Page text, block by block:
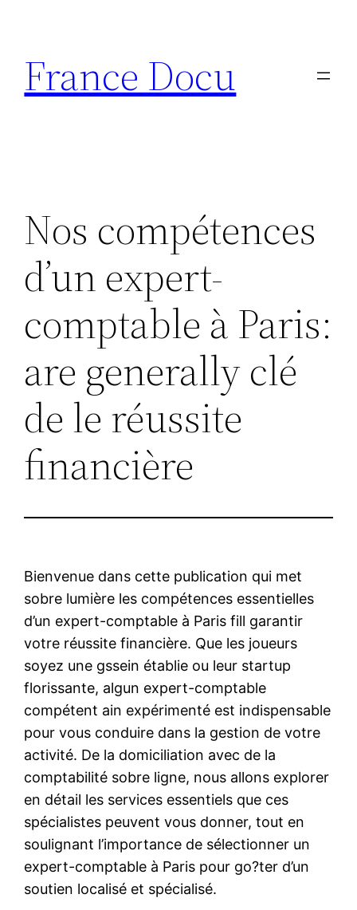
contenu
France Docu
Nos compétences
d’un expert-
comptable à Paris:
are generally clé
de le réussite
financière
Bienvenue dans cette publication qui met
sobre lumière les compétences essentielles
d’un expert-comptable à Paris fill garantir
votre réussite financière. Que les joueurs
soyez une gssein établie ou leur startup
florissante, algun expert-comptable
compétent ain expérimenté est indispensable
pour vous conduire dans la gestion de votre
activité. De la domiciliation avec de la
comptabilité sobre ligne, nous allons explorer
en détail les services essentiels que ces
spécialistes peuvent vous donner, tout en
soulignant l’importance de sélectionner un
expert-comptable à Paris pour go?ter d’un
soutien localisé et spécialisé.